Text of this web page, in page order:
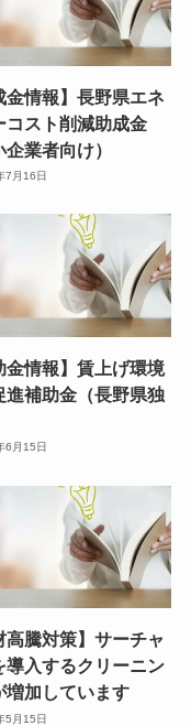
金情報】長野県エネ
コスト削減助成金
企業者向け）
7月16日
金情報】賃上げ環境
進補助金（長野県独
6月15日
高騰対策】サーチャ
導入するクリーニン
増加しています
5月15日